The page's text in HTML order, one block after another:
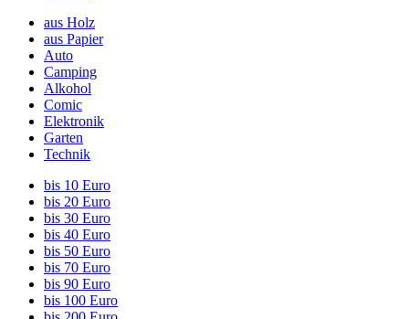
aus Holz
aus Papier
Auto
Camping
Alkohol
Comic
Elektronik
Garten
Technik
bis 10 Euro
bis 20 Euro
bis 30 Euro
bis 40 Euro
bis 50 Euro
bis 70 Euro
bis 90 Euro
bis 100 Euro